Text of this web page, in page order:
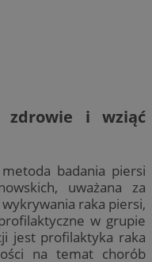
zdrowie i wziąć
badania piersi
uważana za
raka piersi,
w grupie
jest profilaktyka raka
na temat chorób